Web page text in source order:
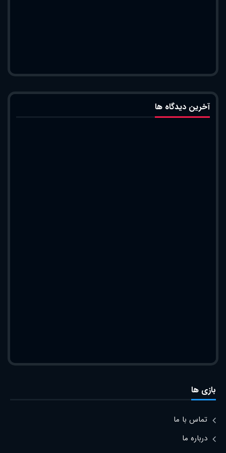
آخرین دیدگاه ها
بازی ها
تماس با ما
درباره ما